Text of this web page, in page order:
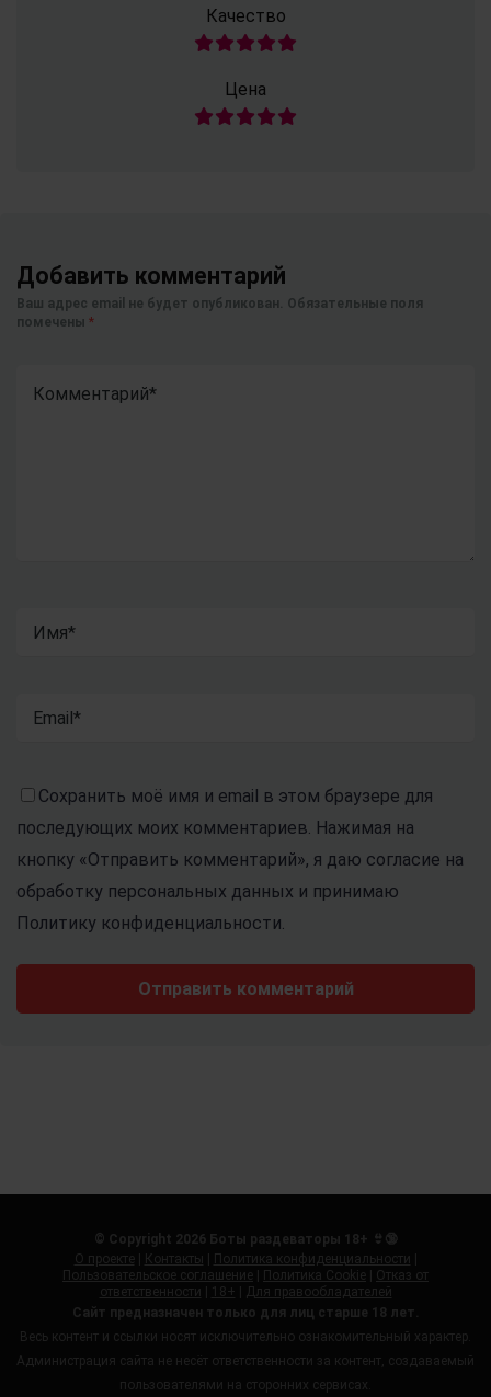
Качество
Цена
Добавить комментарий
Ваш адрес email не будет опубликован.
Обязательные поля
помечены *
Сохранить моё имя и email в этом браузере для
последующих моих комментариев. Нажимая на
кнопку «Отправить комментарий», я даю согласие на
обработку персональных данных и принимаю
Политику конфиденциальности.
© Copyright 2026 Боты раздеваторы 18+ 👙🔞
О проекте | Контакты | Политика конфиденциальности |
Пользовательское соглашение | Политика Cookie | Отказ от
ответственности | 18+ | Для правообладателей
Сайт предназначен только для лиц старше 18 лет.
Весь контент и ссылки носят исключительно ознакомительный характер.
Администрация сайта не несёт ответственности за контент, создаваемый
пользователями на сторонних сервисах.